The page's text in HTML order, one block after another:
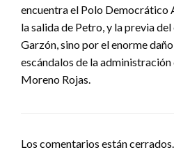
encuentra el Polo Democrático
la salida de Petro, y la previa
Garzón, sino por el enorme
escándalos de la administración
Moreno Rojas.
Los comentarios están cerrados.